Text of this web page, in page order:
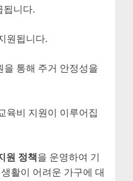
됩니다.
원됩니다.
을 통해 주거 안정성을
육비 지원이 이루어집
원 정책을 운영하여 기
활이 어려운 가구에 대